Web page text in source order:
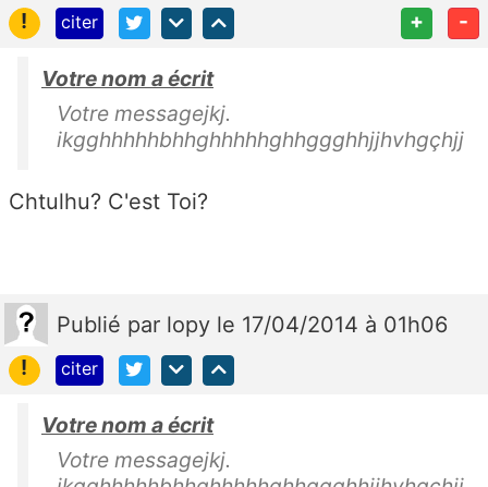
!
citer + -
Votre nom a écrit
Votre messagejkj.
ikgghhhhhbhhghhhhhghhggghhjjhvhgçhjj
Chtulhu? C'est Toi?
Publié par lopy le 17/04/2014 à 01h06
!
citer
Votre nom a écrit
Votre messagejkj.